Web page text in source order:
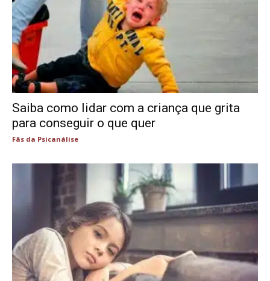
Saiba como lidar com a criança que grita
para conseguir o que quer
Fãs da Psicanálise